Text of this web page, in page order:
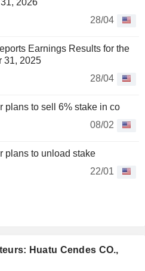
28/04
Earnings Results for the
31, 2025
28/04
plans to sell 6% stake in co
08/02
plans to unload stake
22/01
Huatu Cendes CO.,